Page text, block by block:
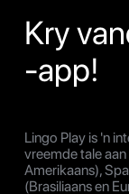
Kry
-app!
Lingo Play is 'n
vreemde tale
Amerikaans),
(Brasiliaans en